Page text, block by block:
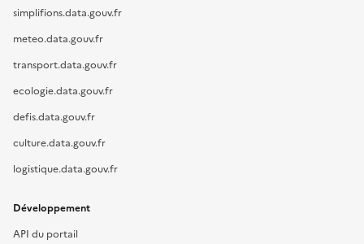
simplifions.data.gouv.fr
meteo.data.gouv.fr
transport.data.gouv.fr
ecologie.data.gouv.fr
defis.data.gouv.fr
culture.data.gouv.fr
logistique.data.gouv.fr
Développement
API du portail